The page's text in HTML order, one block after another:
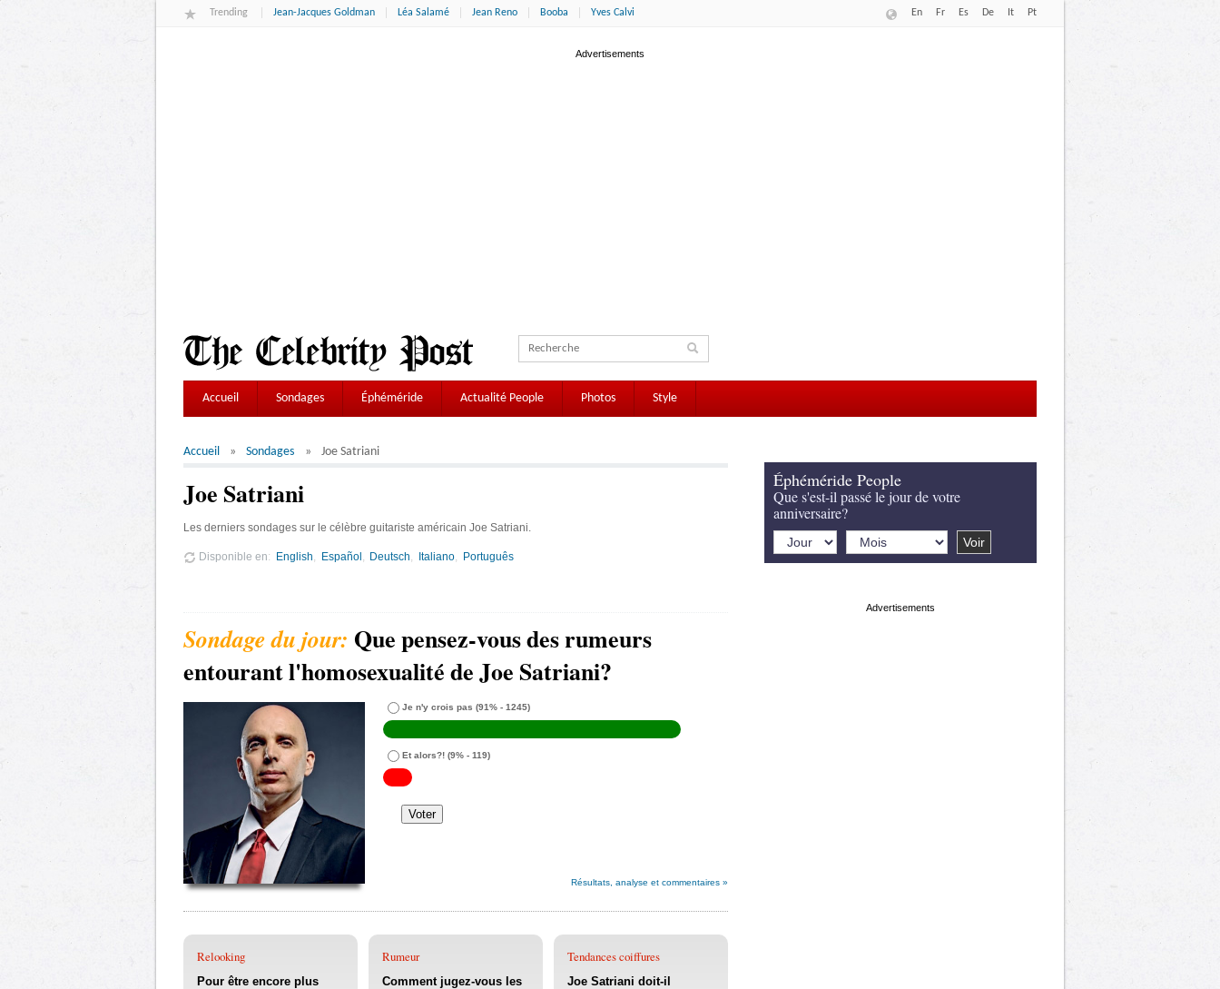
Trending Jean-Jacques Goldman Léa Salamé Jean Reno Booba Yves Calvi En Fr Es De It Pt
Accueil Sondages Éphéméride Actualité People Photos Style
Accueil Sondages Joe Satriani
Joe Satriani
Les derniers sondages sur le célèbre guitariste américain Joe Satriani.
Disponible en English Español Deutsch Italiano Português
Que pensez-vous des rumeurs
entourant l'homosexualité de Joe Satriani?
Je n'y crois pas (91% - 1245)
Et alors?! (9% - 119)
Résultats, analyse et commentaires »
Relooking
Pour être encore plus
Rumeur
Comment jugez-vous les
Tendances coiffures
Joe Satriani doit-il
Éphéméride People
Que s'est-il passé le jour de votre
anniversaire?